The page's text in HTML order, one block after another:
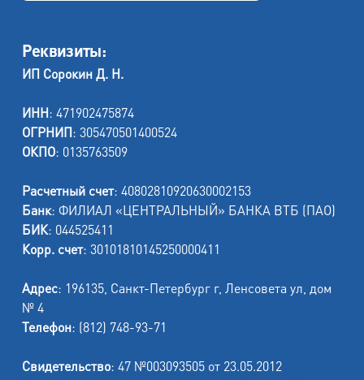
Реквизиты:
ИП Сорокин Д. Н.
ИНН: 471902475874
ОГРНИП: 305470501400524
ОКПО: 0135763509
Расчетный счет: 40802810920630002153
Банк: ФИЛИАЛ «ЦЕНТРАЛЬНЫЙ» БАНКА ВТБ (ПАО)
БИК: 044525411
Корр. счет: 30101810145250000411
Адрес: 196135, Санкт-Петербург г, Ленсовета ул, дом
№ 4
Телефон: (812) 748-93-71
Свидетельство: 47 №003093505 от 23.05.2012